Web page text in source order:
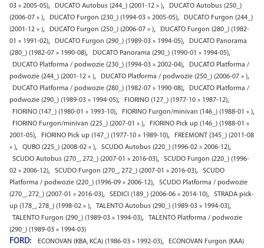
03 » 2005-05), DUCATO Autobus (244_) (2001-12 » ),
DUCATO Autobus (250_)
(2006-07 » ), DUCATO Furgon (230_) (1994-03 » 2005-05),
DUCATO Furgon (244_)
(2001-12 » ), DUCATO Furgon (250_) (2006-07 » ),
DUCATO Furgon (280_) (1982-
01 » 1991-02), DUCATO Furgon (290_) (1989-03 » 1994-05),
DUCATO Panorama
(280_) (1982-07 » 1990-08), DUCATO Panorama (290_) (1990-01 » 1994-05),
DUCATO Platforma / podwozie (230_) (1994-03 » 2002-04),
DUCATO Platforma /
podwozie (244_) (2001-12 » ), DUCATO Platforma / podwozie (250_) (2006-07 » ),
DUCATO Platforma / podwozie (280_) (1982-07 » 1990-08),
DUCATO Platforma /
podwozie (290_) (1989-03 » 1994-05), FIORINO (127_) (1977-10 » 1987-12),
FIORINO (147_) (1980-01 » 1993-10), FIORINO Furgon/minivan (146_) (1988-01 » ),
FIORINO Furgon/minivan (225_) (2007-01 » ),
FIORINO Pick up (146_) (1988-01 »
2001-05), FIORINO Pick up (147_) (1977-10 » 1989-10),
FREEMONT (345_) (2011-08
» ), QUBO (225_) (2008-02 » ), SCUDO Autobus (220_) (1996-02 » 2006-12),
SCUDO Autobus (270_, 272_) (2007-01 » 2016-03),
SCUDO Furgon (220_) (1996-
02 » 2006-12), SCUDO Furgon (270_, 272_) (2007-01 » 2016-03),
SCUDO
Platforma / podwozie (220_) (1996-09 » 2006-12),
SCUDO Platforma / podwozie
(270_, 272_) (2007-01 » 2016-03), SEDICI (189_) (2006-06 » 2014-10),
STRADA pick-
up (178_, 278_) (1998-02 » ), TALENTO Autobus (290_) (1989-03 » 1994-03),
TALENTO Furgon (290_) (1989-03 » 1994-03),
TALENTO Platforma / podwozie
(290_) (1989-03 » 1994-03)
FORD: ECONOVAN (KBA, KCA) (1986-03 » 1992-03),
ECONOVAN Furgon (KAA)